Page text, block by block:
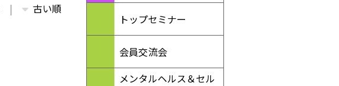
古い順
トップセミナー
会員交流会
メンタルヘルス＆セル